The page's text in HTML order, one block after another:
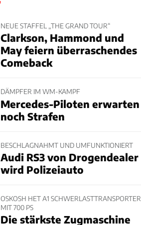
NEUE STAFFEL „THE GRAND TOUR“
Clarkson, Hammond und
May feiern überraschendes
Comeback
DÄMPFER IM WM-KAMPF
Mercedes-Piloten erwarten
noch Strafen
BESCHLAGNAHMT UND UMFUNKTIONIERT
Audi RS3 von Drogendealer
wird Polizeiauto
OSKOSH HET A1 SCHWERLASTTRANSPORTER
MIT 700 PS
Die stärkste Zugmaschine